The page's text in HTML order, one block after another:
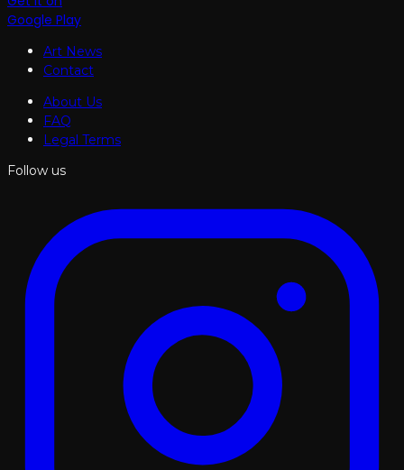
Google Play
Art News
Contact
About Us
FAQ
Legal Terms
Follow us